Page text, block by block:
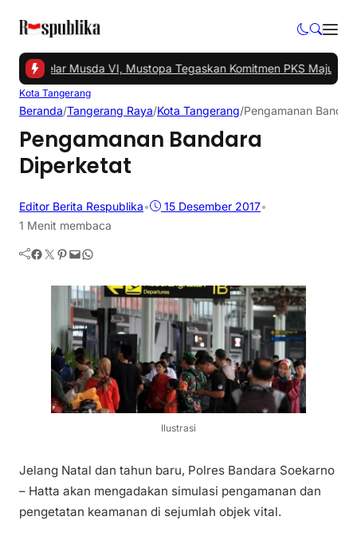
Gelar Musda VI, Mustopa Tegaskan Komitmen PKS Majukan
Kota Tangerang
Beranda/Tangerang Raya/Kota Tangerang/Pengamanan
Pengamanan Bandara
Diperketat
Editor Berita Respublika• 15 Desember 2017•
1 Menit membaca
Facebook Twitter Pinterest Mail WhatsApp
Ilustrasi
Jelang Natal dan tahun baru, Polres Bandara Soekarno
– Hatta akan mengadakan simulasi pengamanan dan
pengetatan keamanan di sejumlah objek vital.